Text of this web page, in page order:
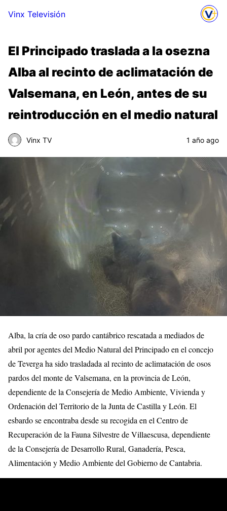
Vinx Televisión
El Principado traslada a la osezna
Alba al recinto de aclimatación de
Valsemana, en León, antes de su
reintroducción en el medio natural
Vinx TV 1 año ago
Alba, la cría de oso pardo cantábrico rescatada a mediados de
abril por agentes del Medio Natural del Principado en el concejo
de Teverga ha sido trasladada al recinto de aclimatación de osos
pardos del monte de Valsemana, en la provincia de León,
dependiente de la Consejería de Medio Ambiente, Vivienda y
Ordenación del Territorio de la Junta de Castilla y León. El
esbardo se encontraba desde su recogida en el Centro de
Recuperación de la Fauna Silvestre de Villaescusa, dependiente
de la Consejería de Desarrollo Rural, Ganadería, Pesca,
Alimentación y Medio Ambiente del Gobierno de Cantabria.